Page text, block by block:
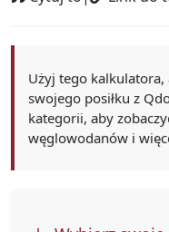
Użyj tego kalkulatora,
swojego posiłku z
kategorii, aby
węglowodanów i